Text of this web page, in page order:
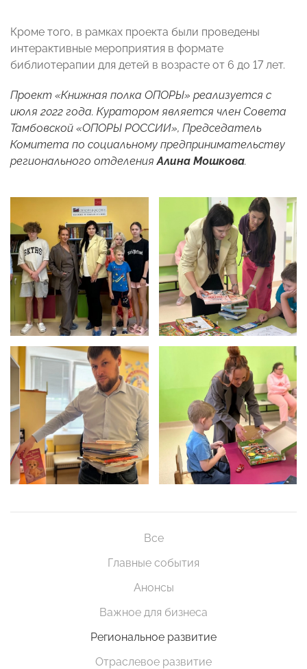
Кроме того, в рамках проекта были проведены
интерактивные мероприятия в формате
библиотерапии для детей в возрасте от 6 до 17 лет.
Проект «Книжная полка ОПОРЫ» реализуется с
июля 2022 года. Куратором является член Совета
Тамбовской «ОПОРЫ РОССИИ», Председатель
Комитета по социальному предпринимательству
регионального отделенияАлина Мошкова.
Все
Главные события
Анонсы
Важное для бизнеса
Региональное развитие
Отраслевое развитие